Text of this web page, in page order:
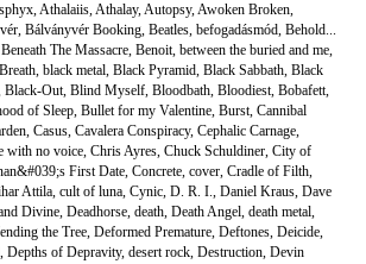
,Athalaiis,Athalay,Autopsy,Awoken Broken,
, Bálványvér Booking, Beatles, befogadásmód, Behold...
Beneath The Massacre, Benoit, between the buried and me,
, black metal, Black Pyramid, Black Sabbath, Black
Black-Out, Blind Myself, Bloodbath, Bloodiest, Bobafett,
of Sleep, Bullet for my Valentine, Burst, Cannibal
, Casus, Cavalera Conspiracy, Cephalic Carnage,
with no voice, Chris Ayres, Chuck Schuldiner, City of
First Date, Concrete, cover, Cradle of Filth,
Attila, cult of luna, Cynic, D. R. I., Daniel Kraus, Dave
Divine, Deadhorse, death, Death Angel, death metal,
the Tree, Deformed Premature, Deftones, Deicide,
, Depths of Depravity, desert rock, Destruction, Devin